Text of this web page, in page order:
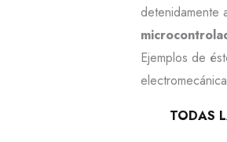
detenidamente
Ejemplos de
TODAS